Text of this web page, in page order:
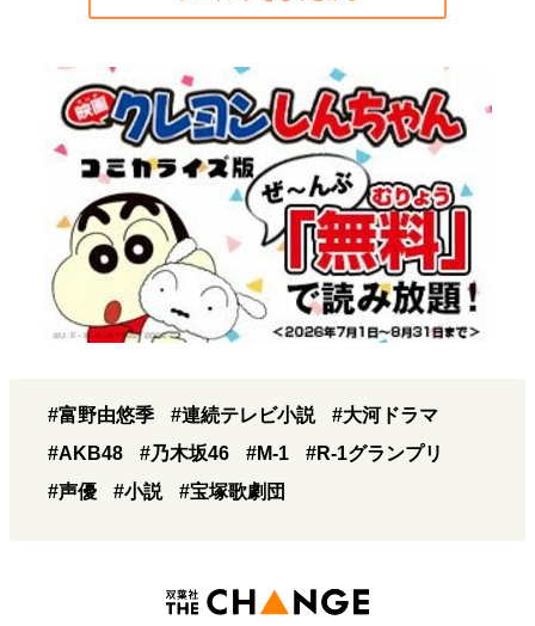
#富野由悠季 #連続テレビ小説
#大河ドラマ
#AKB48
#乃木坂46 #M-1
#R-1グランプリ
#声優
#小説 #宝塚歌劇団